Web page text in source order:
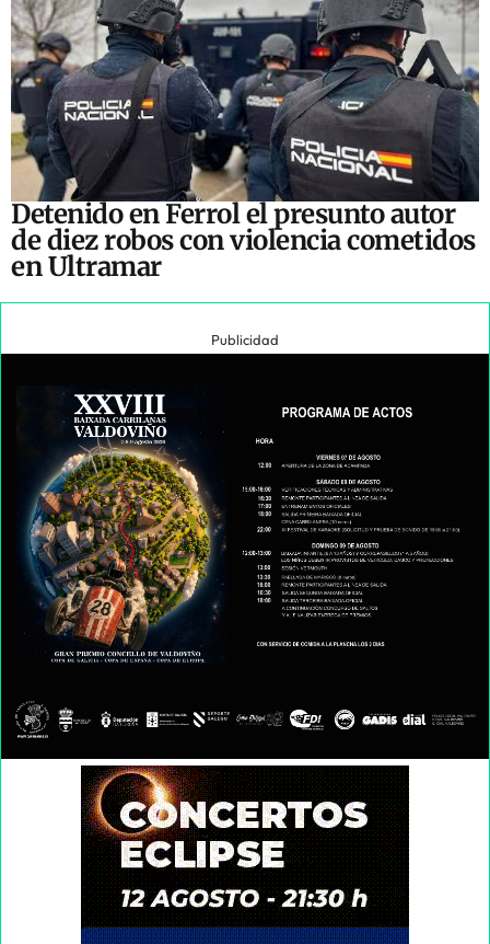
Detenido en Ferrol el presunto autor
de diez robos con violencia cometidos
en Ultramar
Publicidad